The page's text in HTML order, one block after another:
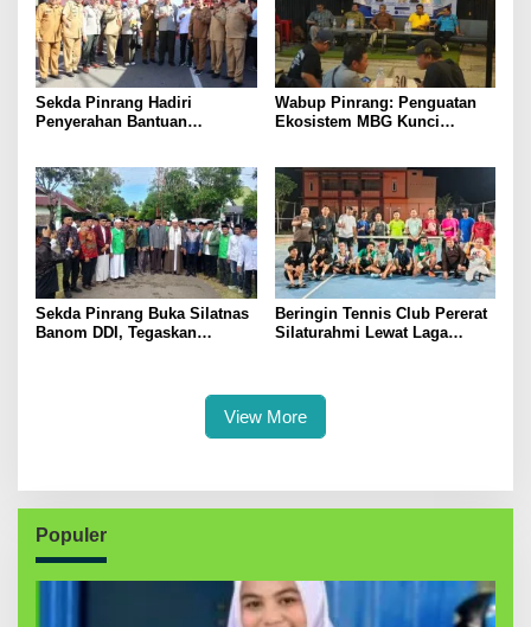
Sekda Pinrang Hadiri
Penyerahan Bantuan
Wabup Pinrang: Penguatan
Ekosistem MBG Kunci
Sekda Pinrang Buka Silatnas
Banom DDI, Tegaskan
Beringin Tennis Club Pererat
Silaturahmi Lewat Laga
View More
Populer